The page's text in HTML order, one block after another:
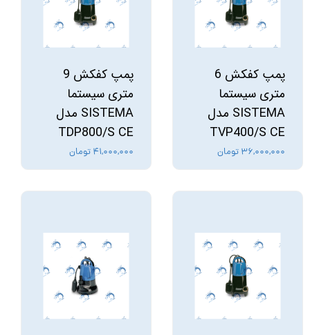
پمپ کفکش 6
متری سیستما
SISTEMA مدل
TVP400/S CE
۳۶,۰۰۰,۰۰۰ تومان
پمپ کفکش 9
متری سیستما
SISTEMA مدل
TDP800/S CE
۴۱,۰۰۰,۰۰۰ تومان